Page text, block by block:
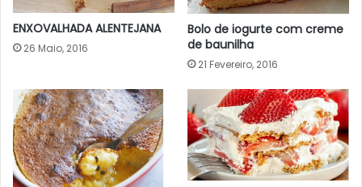
ENXOVALHADA ALENTEJANA
26 Maio, 2016
Bolo de iogurte com creme
de baunilha
21 Fevereiro, 2016